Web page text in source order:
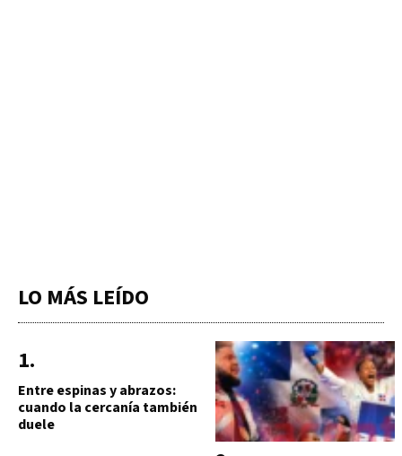
LO MÁS LEÍDO
Entre espinas y abrazos:
cuando la cercanía también
duele